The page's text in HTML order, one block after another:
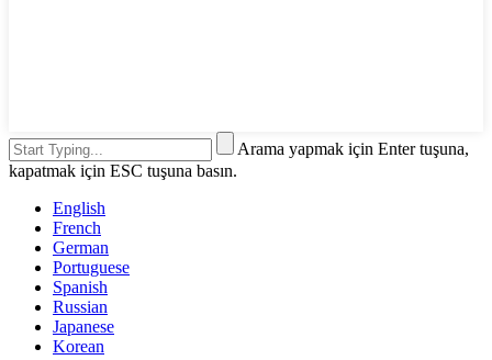
Arama yapmak için Enter tuşuna,
kapatmak için ESC tuşuna basın.
English
French
German
Portuguese
Spanish
Russian
Japanese
Korean